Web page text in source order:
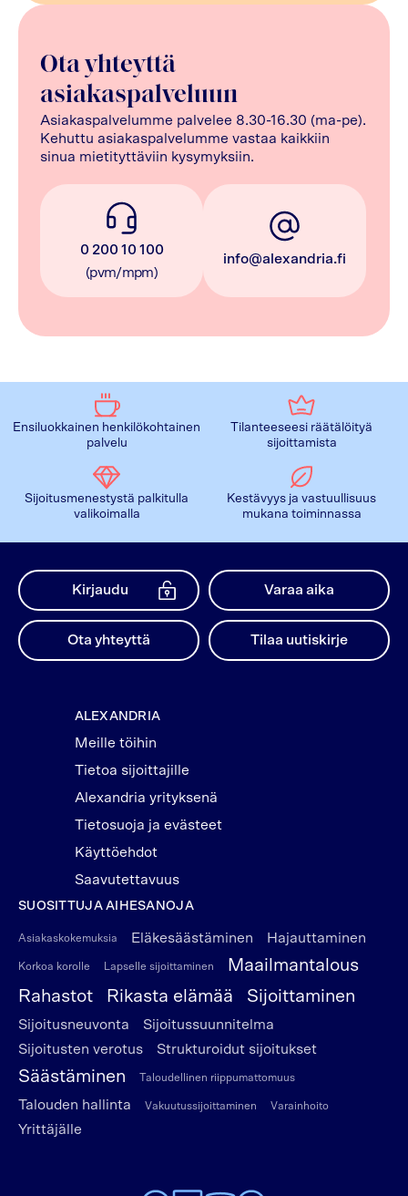
Ota yhteyttä
asiakaspalveluun
Asiakaspalvelumme palvelee 8.30-16.30 (ma-pe).
Kehuttu asiakaspalvelumme vastaa kaikkiin
sinua mietityttäviin kysymyksiin.
0 200 10 100
(pvm/mpm)
info@alexandria.fi
Ensiluokkainen henkilökohtainen
palvelu
Tilanteeseesi räätälöityä
sijoittamista
Sijoitusmenestystä palkitulla
valikoimalla
Kestävyys ja vastuullisuus
mukana toiminnassa
Kirjaudu Varaa aika
Ota yhteyttä Tilaa uutiskirje
ALEXANDRIA
Meille töihin
Tietoa sijoittajille
Alexandria yrityksenä
Tietosuoja ja evästeet
Käyttöehdot
Saavutettavuus
SUOSITTUJA AIHESANOJA
Asiakaskokemuksia Eläkesäästäminen Hajauttaminen
Korkoa korolle Lapselle sijoittaminen
Maailmantalous
Rahastot
Rikasta elämää Sijoittaminen
Sijoitusneuvonta
Sijoitussuunnitelma
Sijoitusten verotus
Strukturoidut sijoitukset
Säästäminen Taloudellinen riippumattomuus
Talouden hallinta Vakuutussijoittaminen Varainhoito
Yrittäjälle